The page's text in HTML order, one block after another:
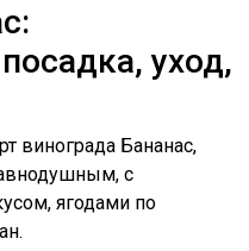
уход,
винограда Бананас,
с
ягодами по